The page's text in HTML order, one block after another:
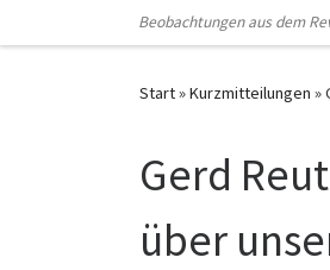
Beobachtungen aus dem
Start»Kurzmitteilungen »
Gerd
über